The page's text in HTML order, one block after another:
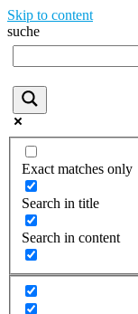
Skip to content
suche
Exact matches only
Search in title
Search in content